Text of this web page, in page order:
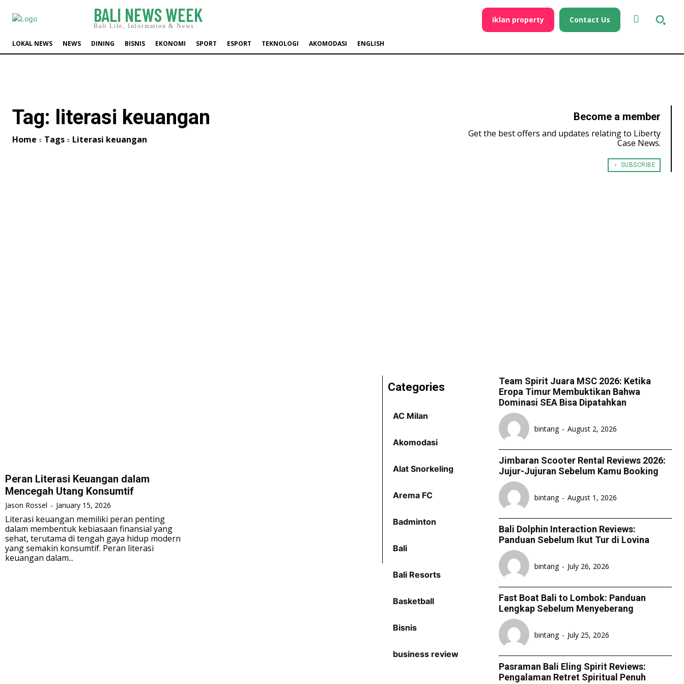
BALI NEWS WEEK
Bali Life, Information & News
iklan property Contact Us
LOKAL NEWS NEWS DINING BISNIS EKONOMI SPORT ESPORT TEKNOLOGI AKOMODASI ENGLISH
Tag: literasi keuangan
Home Tags Literasi keuangan
Become a member
Get the best offers and updates relating to Liberty
Case News.
﹢ SUBSCRIBE
Peran Literasi Keuangan dalam
Mencegah Utang Konsumtif
Jason Rossel - January 15, 2026
Literasi keuangan memiliki peran penting
dalam membentuk kebiasaan finansial yang
sehat, terutama di tengah gaya hidup modern
yang semakin konsumtif. Peran literasi
keuangan dalam...
Categories
AC Milan
Akomodasi
Alat Snorkeling
Arema FC
Badminton
Bali
Bali Resorts
Basketball
Bisnis
business review
Team Spirit Juara MSC 2026: Ketika
Eropa Timur Membuktikan Bahwa
Dominasi SEA Bisa Dipatahkan
bintang - August 2, 2026
Jimbaran Scooter Rental Reviews 2026:
Jujur-Jujuran Sebelum Kamu Booking
bintang - August 1, 2026
Bali Dolphin Interaction Reviews:
Panduan Sebelum Ikut Tur di Lovina
bintang - July 26, 2026
Fast Boat Bali to Lombok: Panduan
Lengkap Sebelum Menyeberang
bintang - July 25, 2026
Pasraman Bali Eling Spirit Reviews:
Pengalaman Retret Spiritual Penuh